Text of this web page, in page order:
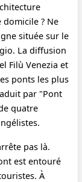
? Ne
située sur le
La diffusion
Filù Venezia et
ponts les plus
par "Pont
quatre
pas là.
est entouré
À